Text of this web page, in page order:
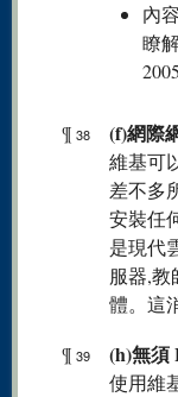
內
瞭
¶ 38 (f)網際
維基可
差不多
安裝任
是現代
服器,
體。這
¶ 39 (h)無須
使用維